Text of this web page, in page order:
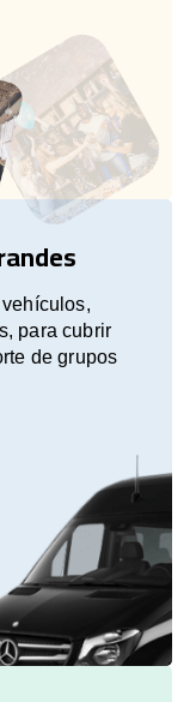
para cubrir
de grupos